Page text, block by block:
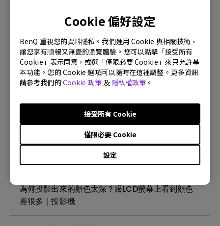
Cookie 偏好設定
BenQ 重視您的資料隱私。我們運用 Cookie 與相關技術，
讓您享有順暢又無憂的瀏覽體驗。您可以點擊「接受所有
Cookie」表示同意，或選「僅限必要 Cookie」來只允許基
本功能。您的 Cookie 選項可以隨時在這裡調整。更多資訊
請參考我們的Cookie 政策及 隱私權政策 。
設定
僅限必要 Cookie
接受所有 Cookie
投影機支援第三方 Wi-Fi 無線網卡嗎？| 投影機
投影機在待機模式下會變熱。我該如何解決這個問
題？ | 投影機
投影機是否有像我的電視一樣支援被動偏光眼鏡觀
看藍光 3D 電影的？ | 投影機
我可以使用的 HDMI Cable線最長是多少？ |投影機
為何投影出來的顏色太深？跟LCD螢幕上看到顏色
差很多｜投影機